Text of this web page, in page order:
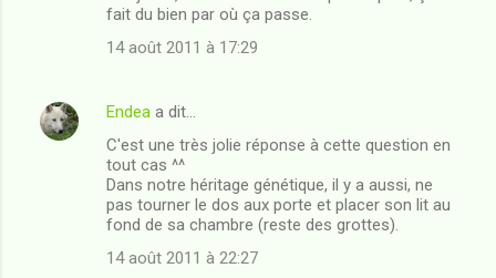
n
fait du bien par où ça passe.
14 août 2011 à 17:29
Endea a dit…
C'est une très jolie réponse à cette question en
tout cas ^^
Dans notre héritage génétique, il y a aussi, ne
pas tourner le dos aux porte et placer son lit au
fond de sa chambre (reste des grottes).
14 août 2011 à 22:27